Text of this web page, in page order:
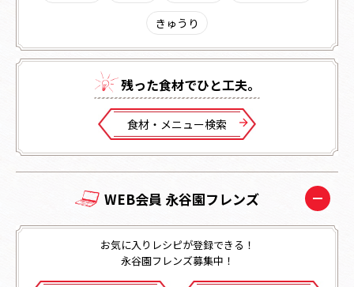
きゅうり
残った⾷材でひと⼯夫。
⾷材・メニュー検索
WEB会員 永谷園フレンズ
お気に入りレシピが登録できる！
永谷園フレンズ募集中！